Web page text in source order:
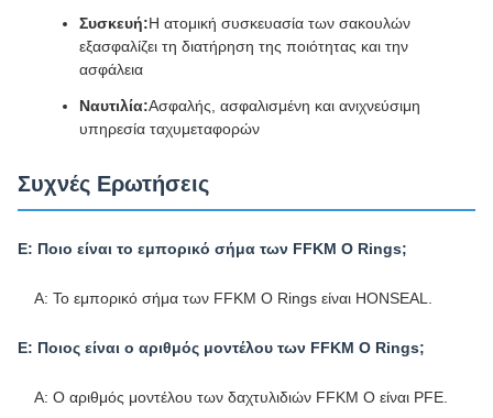
Συσκευή:Η ατομική συσκευασία των σακουλών
εξασφαλίζει τη διατήρηση της ποιότητας και την
ασφάλεια
Ναυτιλία:Ασφαλής, ασφαλισμένη και ανιχνεύσιμη
υπηρεσία ταχυμεταφορών
Συχνές Ερωτήσεις
Ε: Ποιο είναι το εμπορικό σήμα των FFKM O Rings;
Α: Το εμπορικό σήμα των FFKM O Rings είναι HONSEAL.
Ε: Ποιος είναι ο αριθμός μοντέλου των FFKM O Rings;
Α: Ο αριθμός μοντέλου των δαχτυλιδιών FFKM O είναι PFE.